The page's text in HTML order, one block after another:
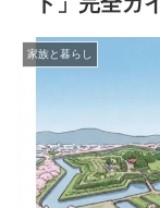
家族と暮らし